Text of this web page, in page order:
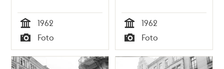
Tid
1962
Typ
Foto Tid
1962
Typ
Foto